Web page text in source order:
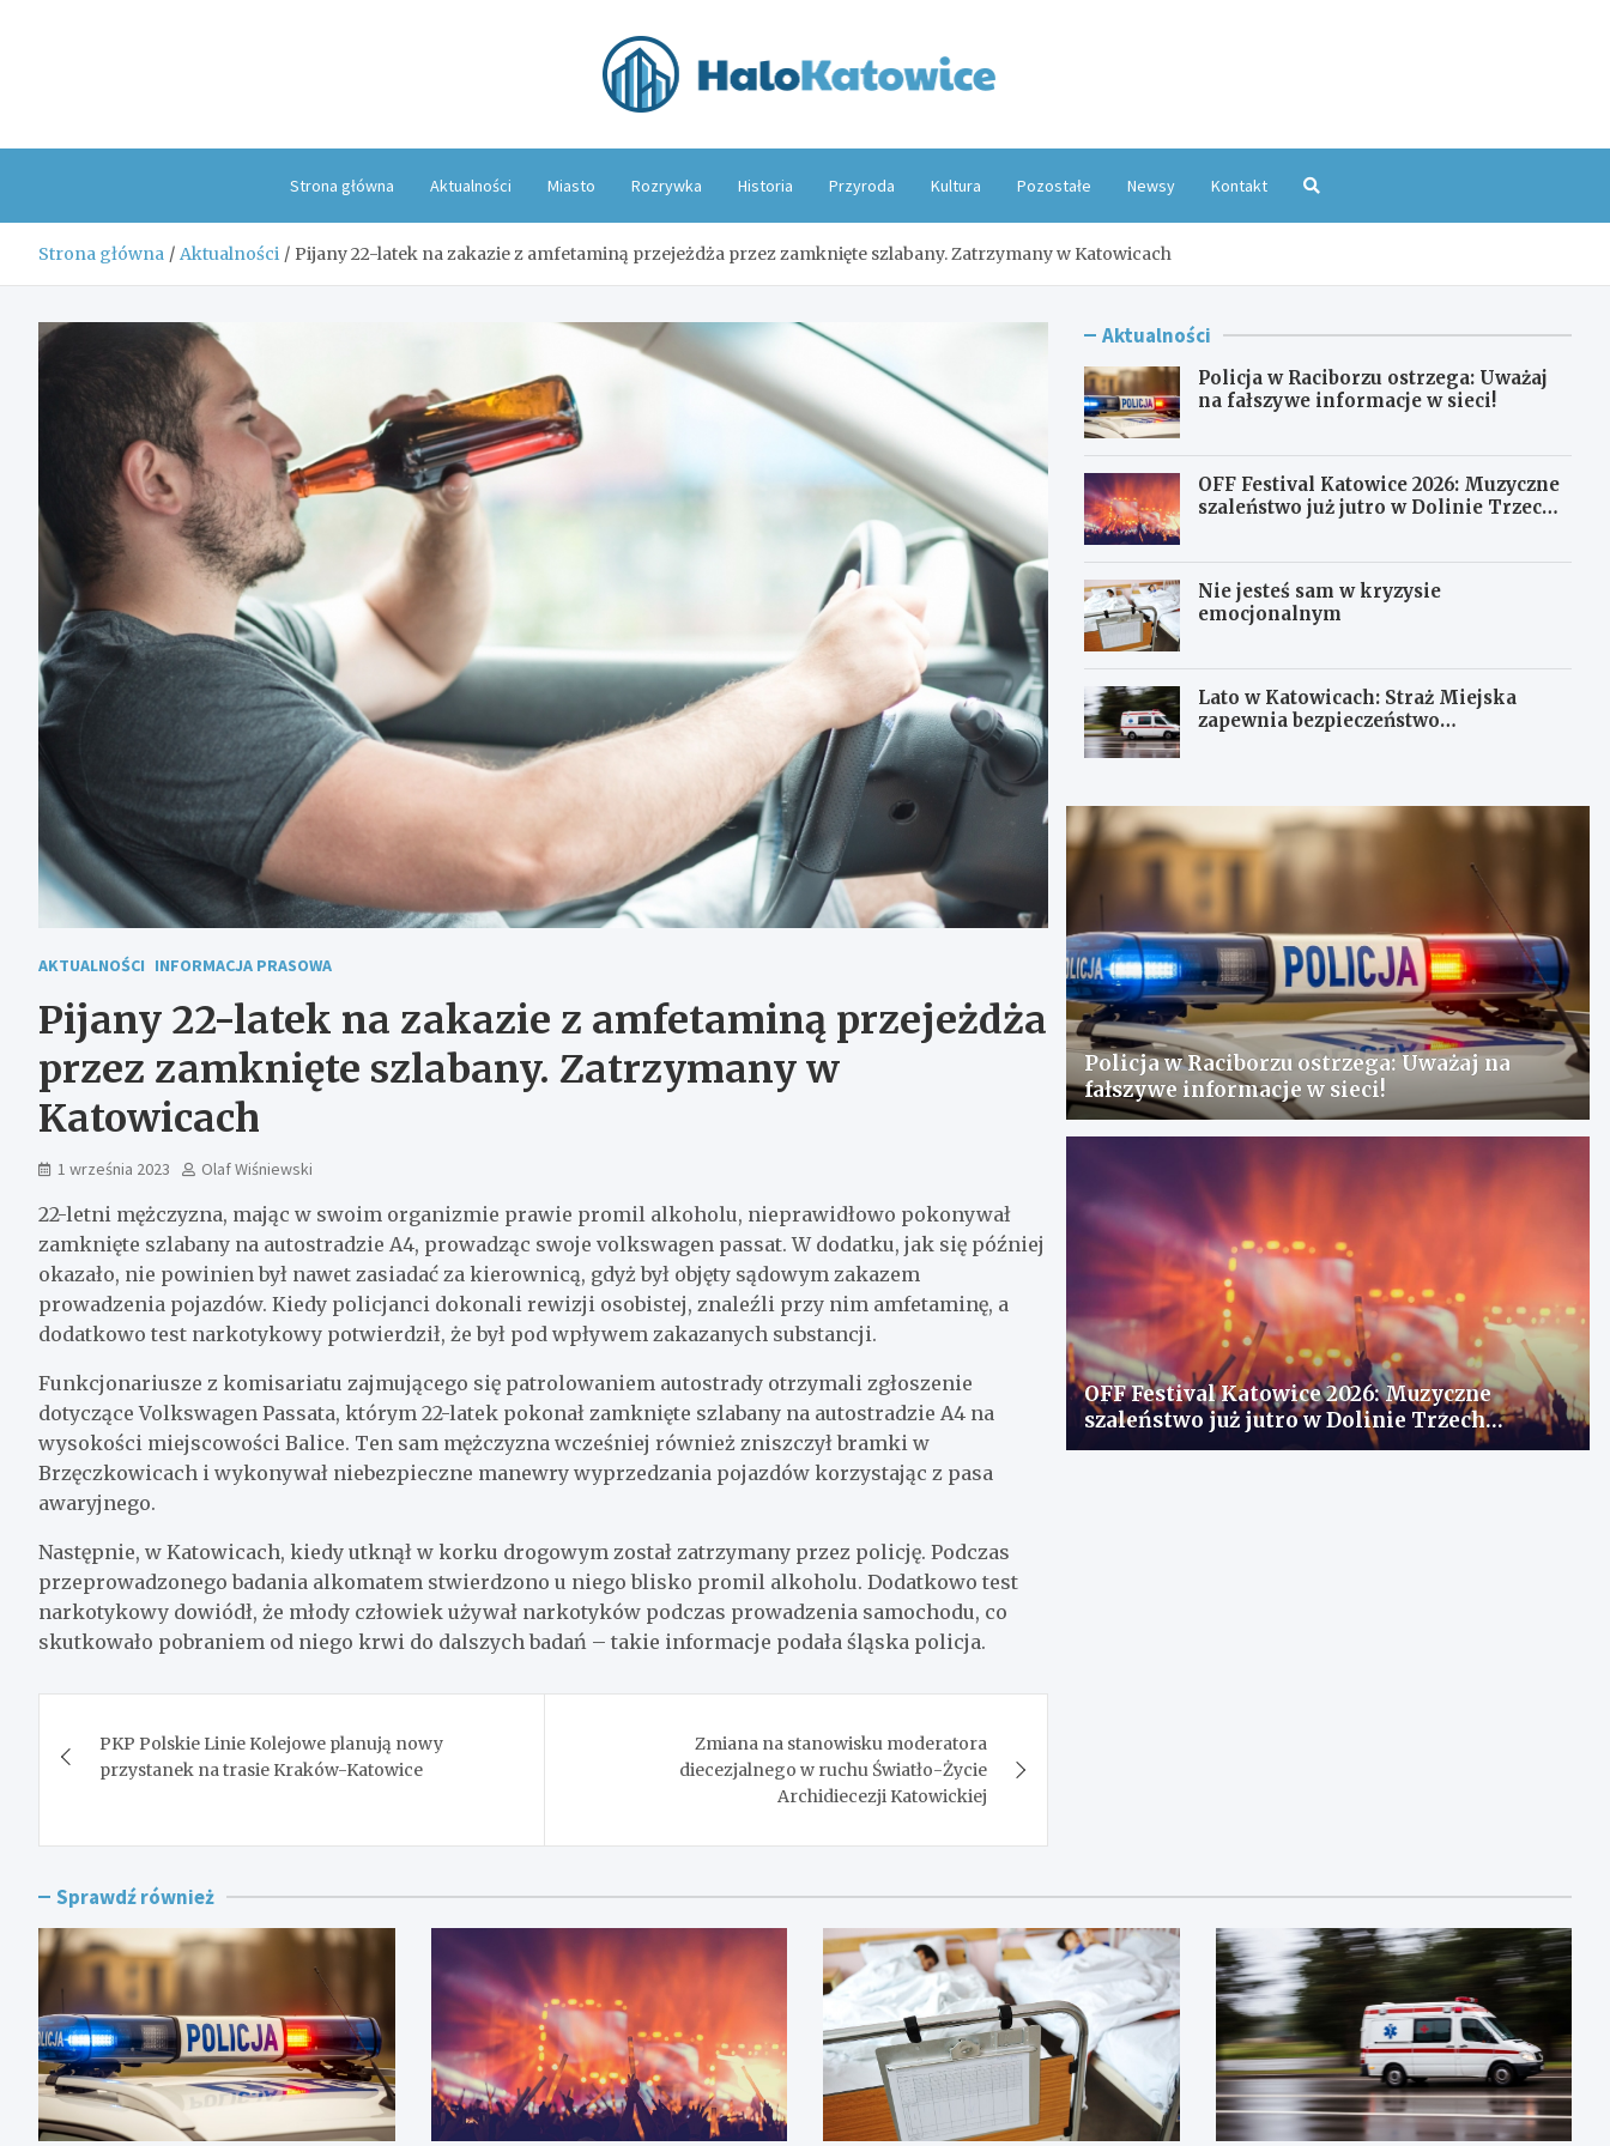
Strona główna Aktualności Miasto Rozrywka Historia Przyroda Kultura Pozostałe Newsy Kontakt
Strona główna Aktualności Pijany 22-latek na zakazie z amfetaminą przejeżdża przez zamknięte szlabany. Zatrzymany w Katowicach
AKTUALNOŚCI INFORMACJA PRASOWA
Pijany 22-latek na zakazie z amfetaminą przejeżdża
przez zamknięte szlabany. Zatrzymany w
Katowicach
1 września 2023 Olaf Wiśniewski
22-letni mężczyzna, mając w swoim organizmie prawie promil alkoholu, nieprawidłowo pokonywał
zamknięte szlabany na autostradzie A4, prowadząc swoje volkswagen passat. W dodatku, jak się później
okazało, nie powinien był nawet zasiadać za kierownicą, gdyż był objęty sądowym zakazem
prowadzenia pojazdów. Kiedy policjanci dokonali rewizji osobistej, znaleźli przy nim amfetaminę, a
dodatkowo test narkotykowy potwierdził, że był pod wpływem zakazanych substancji.
Funkcjonariusze z komisariatu zajmującego się patrolowaniem autostrady otrzymali zgłoszenie
dotyczące Volkswagen Passata, którym 22-latek pokonał zamknięte szlabany na autostradzie A4 na
wysokości miejscowości Balice. Ten sam mężczyzna wcześniej również zniszczył bramki w
Brzęczkowicach i wykonywał niebezpieczne manewry wyprzedzania pojazdów korzystając z pasa
awaryjnego.
Następnie, w Katowicach, kiedy utknął w korku drogowym został zatrzymany przez policję. Podczas
przeprowadzonego badania alkomatem stwierdzono u niego blisko promil alkoholu. Dodatkowo test
narkotykowy dowiódł, że młody człowiek używał narkotyków podczas prowadzenia samochodu, co
skutkowało pobraniem od niego krwi do dalszych badań – takie informacje podała śląska policja.
wpisu
PKP Polskie Linie Kolejowe planują nowy
przystanek na trasie Kraków-Katowice
Zmiana na stanowisku moderatora
diecezjalnego w ruchu Światło-Życie
Archidiecezji Katowickiej
Aktualności
Policja w Raciborzu ostrzega: Uważaj
na fałszywe informacje w sieci!
OFF Festival Katowice 2026: Muzyczne
szaleństwo już jutro w Dolinie Trzech
Nie jesteś sam w kryzysie
emocjonalnym
Lato w Katowicach: Straż Miejska
zapewnia bezpieczeństwo
Policja w Raciborzu ostrzega: Uważaj na
fałszywe informacje w sieci!
OFF Festival Katowice 2026: Muzyczne
szaleństwo już jutro w Dolinie Trzech
Stawów!
Sprawdź również